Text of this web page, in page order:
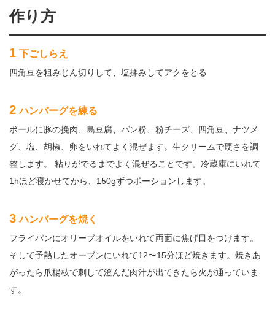
作り方
1 下ごしらえ
四角豆を粗みじん切りして、塩揉みしてアクをとる
2 ハンバーグを練る
ボールに豚の挽肉、島豆腐、パン粉、粉チーズ、四角豆、ナツメ
グ、塩、胡椒、卵をいれてよく混ぜます。生クリームで硬さを調
整します。 粘りがでるまでよく混ぜることです。冷蔵庫にいれて
1hほど寝かせてから、150gずつポーションします。
3 ハンバーグを焼く
フライパンにオリーブオイルをいれて両面に焦げ目をつけます。
そして予熱したオーブンにいれて12〜15分ほど焼きます。焼きあ
がったら爪楊枝で刺して澄んだ肉汁が出てきたら火が通っていま
す。